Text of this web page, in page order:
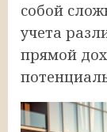
собой
учета
прямой